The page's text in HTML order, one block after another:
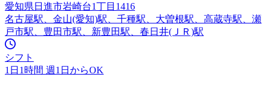
愛知県日進市岩崎台1丁目1416
名古屋駅、金山(愛知)駅、千種駅、大曽根駅、高蔵寺駅、瀬
戸市駅、豊田市駅、新豊田駅、春日井(ＪＲ)駅
シフト
1日1時間 週1日からOK